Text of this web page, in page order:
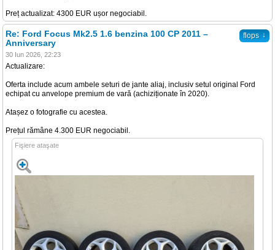
Preț actualizat: 4300 EUR ușor negociabil.
flops ↓
Re: Ford Focus Mk2.5 1.6 benzina 100 CP 2011 –
Anniversary
30 Iun 2026, 22:23
Actualizare:
Oferta include acum ambele seturi de jante aliaj, inclusiv setul original Ford
echipat cu anvelope premium de vară (achiziționate în 2020).
Atașez o fotografie cu acestea.
Prețul rămâne 4.300 EUR negociabil.
Fişiere ataşate